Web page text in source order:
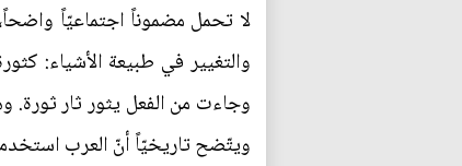
لا تحمل مضموناً اجتماعيّاً
والتغيير في طبيعة الأشياء:
وجاءت من الفعل يثور ثار ثورة.
ويتّضح تاريخيّاً أنّ العرب